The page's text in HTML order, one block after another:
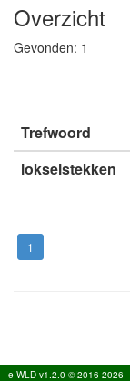
Overzicht
Gevonden: 1
Trefwoord
lokselstekken
1
e-WLD v1.2.0 © 2016-2026